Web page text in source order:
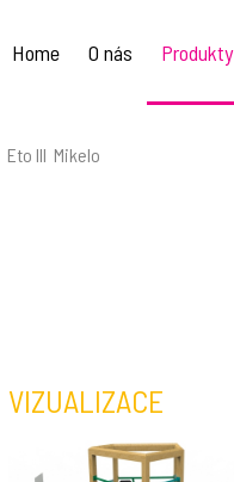
Home O nás Produkty
Eto III Mikelo
VIZUALIZACE